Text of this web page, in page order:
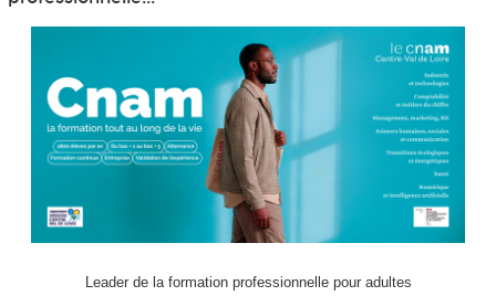
Leader de la formation professionnelle pour adultes